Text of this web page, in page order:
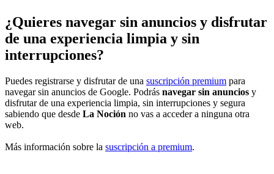
¿Quieres navegar sin anuncios y disfrutar
de una experiencia limpia y sin
interrupciones?
Puedes registrarse y disfrutar de una suscripción premium para
navegar sin anuncios de Google. Podrás navegar sin anuncios y
disfrutar de una experiencia limpia, sin interrupciones y segura
sabiendo que desde La Noción no vas a acceder a ninguna otra
web.
Más información sobre la suscripción a premium.